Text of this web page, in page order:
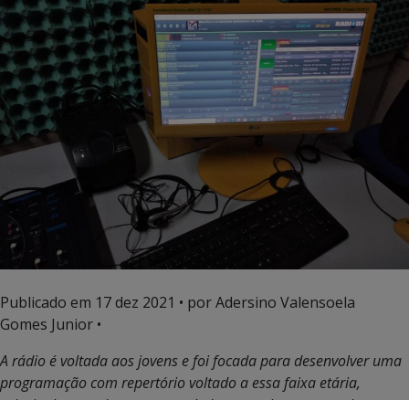
Publicado em 17 dez 2021 • por Adersino Valensoela
Gomes Junior •
A rádio é voltada aos jovens e foi focada para desenvolver uma
programação com repertório voltado a essa faixa etária,